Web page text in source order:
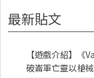
最新貼文
【遊戲介紹】《
破崙軍亡靈以槍